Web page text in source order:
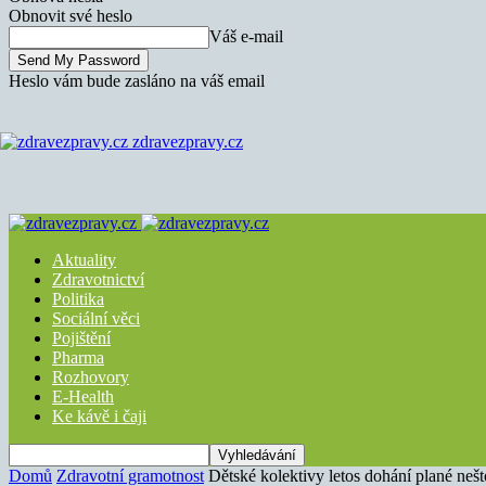
Obnovit své heslo
Váš e-mail
Heslo vám bude zasláno na váš email
zdravezpravy.cz
Aktuality
Zdravotnictví
Politika
Sociální věci
Pojištění
Pharma
Rozhovory
E-Health
Ke kávě i čaji
Domů Zdravotní gramotnost Dětské kolektivy letos dohání plané